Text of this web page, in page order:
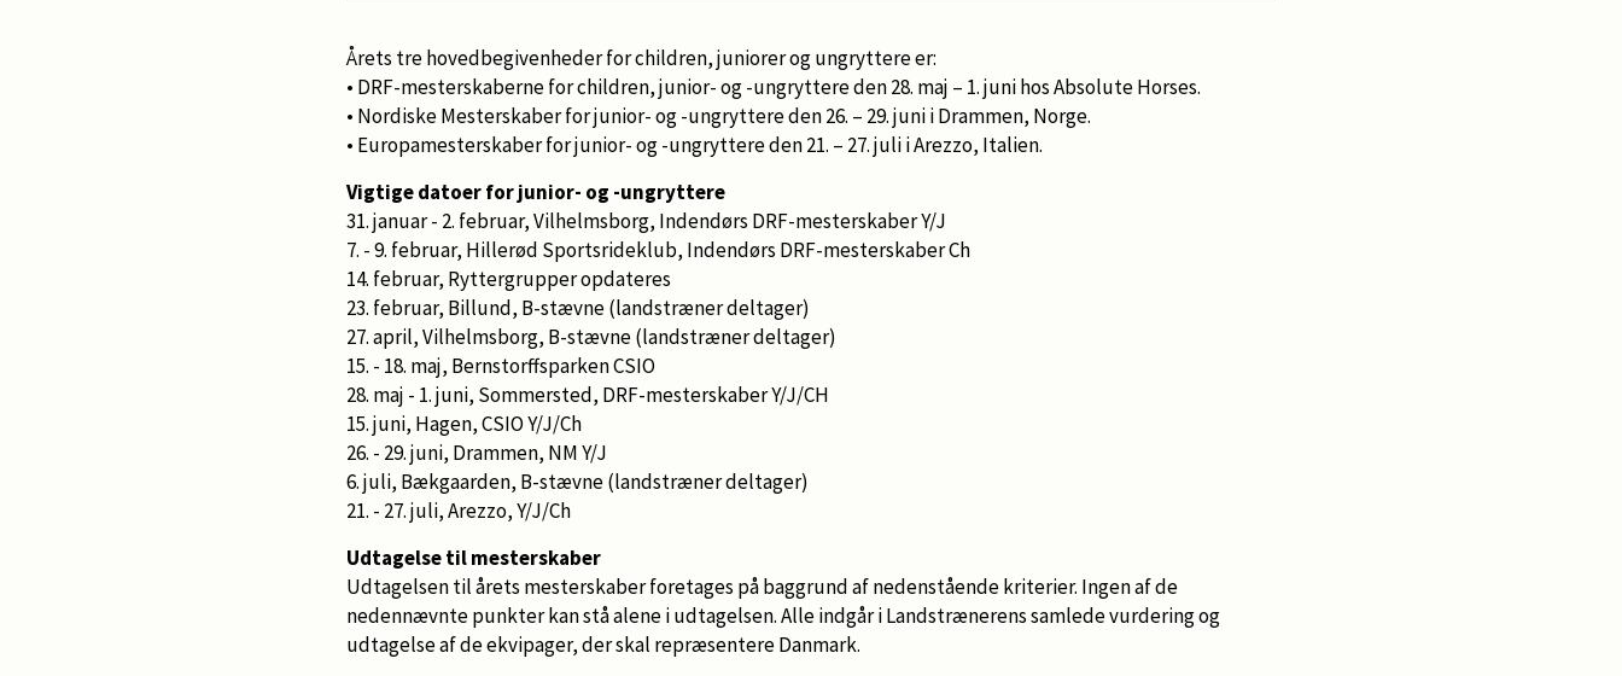
Årets tre hovedbegivenheder for children, juniorer og ungryttere er:
• DRF-mesterskaberne for children, junior- og -ungryttere den 28. maj – 1. juni hos Absolute Horses.
• Nordiske Mesterskaber for junior- og -ungryttere den 26. – 29. juni i Drammen, Norge.
• Europamesterskaber for junior- og -ungryttere den 21. – 27. juli i Arezzo, Italien.
Vigtige datoer for junior- og -ungryttere
31. januar - 2. februar, Vilhelmsborg, Indendørs DRF-mesterskaber Y/J
7. - 9. februar, Hillerød Sportsrideklub, Indendørs DRF-mesterskaber Ch
14. februar, Ryttergrupper opdateres
23. februar, Billund, B-stævne (landstræner deltager)
27. april, Vilhelmsborg, B-stævne (landstræner deltager)
15. - 18. maj, Bernstorffsparken CSIO
28. maj - 1. juni, Sommersted, DRF-mesterskaber Y/J/CH
15. juni, Hagen, CSIO Y/J/Ch
26. - 29. juni, Drammen, NM Y/J
6. juli, Bækgaarden, B-stævne (landstræner deltager)
21. - 27. juli, Arezzo, Y/J/Ch
Udtagelse til mesterskaber
Udtagelsen til årets mesterskaber foretages på baggrund af nedenstående kriterier. Ingen af de
nedennævnte punkter kan stå alene i udtagelsen. Alle indgår i Landstrænerens samlede vurdering og
udtagelse af de ekvipager, der skal repræsentere Danmark.